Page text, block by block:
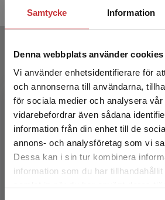
Samtycke Information
Denna webbplats använder cookies
Vi använder enhetsidentifierare för
och annonserna till användarna,
för sociala medier och analysera
vidarebefordrar även sådana
information från din enhet till de
annons- och analysföretag som vi
Dessa kan i sin tur kombinera
information som du har
Begränsad
Det verkar som att du besöker
studentlitteratur.se via en enhet
Kirsti V
Kirsti V. Solheim är
egen erfarenhet som